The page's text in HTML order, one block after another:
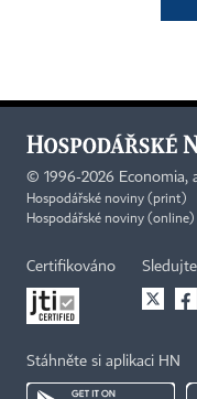
© 1996-2026 Economia,
Hospodářské noviny (print)
Hospodářské noviny (online)
Certifikováno
Stáhněte si aplikaci HN